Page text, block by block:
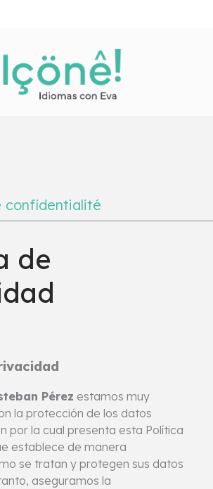
confidentialité
de
Pérez estamos muy
la protección de los datos
por la cual presenta esta Política
establece de manera
se tratan y protegen sus datos
aseguramos la